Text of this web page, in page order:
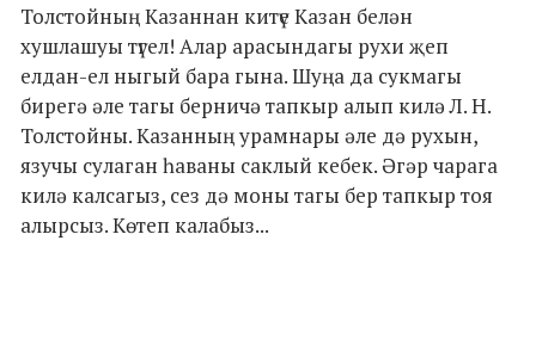
Толстойның Казаннан китүе Казан белән
хушлашуы түгел! Алар арасындагы рухи җеп
елдан-ел ныгый бара гына. Шуңа да сукмагы
бирегә әле тагы берничә тапкыр алып килә Л. Н.
Толстойны. Казанның урамнары әле дә рухын,
язучы сулаган һаваны саклый кебек. Әгәр чарага
килә калсагыз, сез дә моны тагы бер тапкыр тоя
алырсыз. Көтеп калабыз...